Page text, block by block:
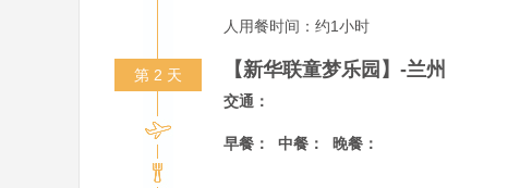
人用餐时间：约1小时
第 2 天 【新华联童梦乐园】-兰州
交通：
早餐： 中餐： 晚餐：